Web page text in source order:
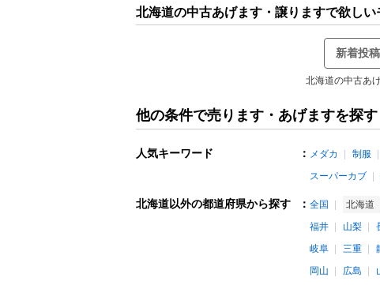
北海道の中古あげます・譲りますで欲し
新着投
北海道の中古あ
他の条件で売ります・あげますを探す
人気キーワード ： メダカ 制服
スーパーカブ
北海道以外の都道府県から探す ： 全国 北海道
福井
山梨
岐阜
三重
岡山
広島